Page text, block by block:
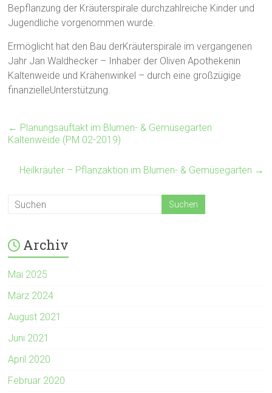
Bepflanzung der Kräuterspirale durchzahlreiche Kinder und
Jugendliche vorgenommen wurde.
Ermöglicht hat den Bau derKräuterspirale im vergangenen
Jahr Jan Waldhecker – Inhaber der Oliven Apothekenin
Kaltenweide und Krähenwinkel – durch eine großzügige
finanzielleUnterstützung.
← Planungsauftakt im Blumen- & Gemüsegarten
Kaltenweide (PM 02-2019)
Heilkräuter – Pflanzaktion im Blumen- & Gemüsegarten →
Archiv
Mai 2025
März 2024
August 2021
Juni 2021
April 2020
Februar 2020